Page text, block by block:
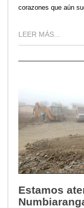
corazones que aún
LEER MÁS...
Estamos